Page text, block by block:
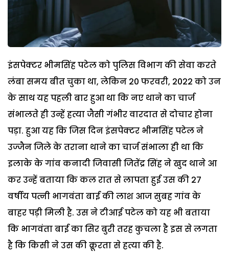
इंसपेक्टर भीमसिंह पटेल को पुलिस विभाग की सेवा करते
लंबा समय बीत चुका था, लेकिन 20 फरवरी, 2022 को उन
के साथ यह पहली बार हुआ था कि नए थाने का चार्ज
संभालते ही उन्हें हत्या जैसी गंभीर वारदात से दोचार होना
पड़ा. हुआ यह कि जिस दिन इंसपेक्टर भीमसिंह पटेल ने
उज्जैन जिले के तराना थाने का चार्ज संभाला ही था कि
इलाके के गांव कनादी जिवासी जितेंद्र सिंह ने खुद थाने आ
कर उन्हें बताया कि कल रात से लापता हुई उस की 27
वर्षीय पत्नी भागवंता बाई की लाश आज सुबह गांव के
बाहर पड़ी मिली है. उस ने टीआई पटेल को यह भी बताया
कि भागवंता बाई का सिर बुरी तरह कुचला है इस से लगता
है कि किसी ने उस की क्रूरता से हत्या की है.